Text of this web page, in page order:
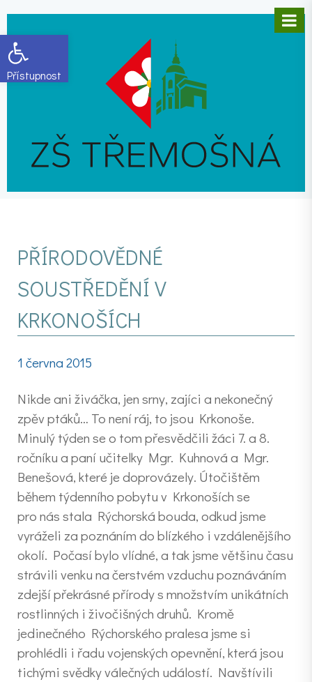
Open toolbar
PŘÍRODOVĚDNÉ
SOUSTŘEDĚNÍ V
KRKONOŠÍCH
1 června 2015
Nikde ani živáčka, jen srny, zajíci a nekonečný
zpěv ptáků… To není ráj, to jsou Krkonoše.
Minulý týden se o tom přesvědčili žáci 7. a 8.
ročníku a paní učitelky Mgr. Kuhnová a Mgr.
Benešová, které je doprovázely. Útočištěm
během týdenního pobytu v Krkonoších se
pro nás stala Rýchorská bouda, odkud jsme
vyráželi za poznáním do blízkého i vzdálenějšího
okolí. Počasí bylo vlídné, a tak jsme většinu času
strávili venku na čerstvém vzduchu poznáváním
zdejší překrásné přírody s množstvím unikátních
rostlinných i živočišných druhů. Kromě
jedinečného Rýchorského pralesa jsme si
prohlédli i řadu vojenských opevnění, která jsou
tichými svědky válečných událostí. Navštívili